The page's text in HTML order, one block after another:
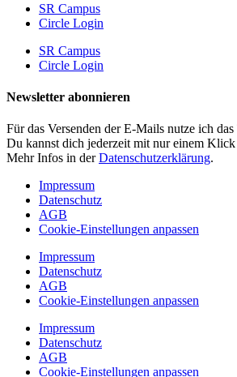
SR Campus
Circle Login
SR Campus
Circle Login
Newsletter abonnieren
Für das Versenden der E-Mails nutze ich
Du kannst dich jederzeit mit nur einem
Mehr Infos in derDatenschutzerklärung.
Impressum
Datenschutz
AGB
Cookie-Einstellungen anpassen
Impressum
Datenschutz
AGB
Cookie-Einstellungen anpassen
Impressum
Datenschutz
AGB
Cookie-Einstellungen anpassen